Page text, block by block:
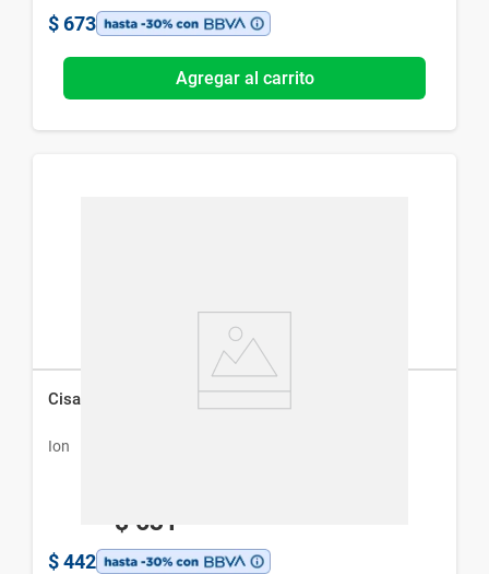
$ 673
Agregar al carrito
Cisapril Solución Oral x 50 ml
Ion
$ 631
$ 442